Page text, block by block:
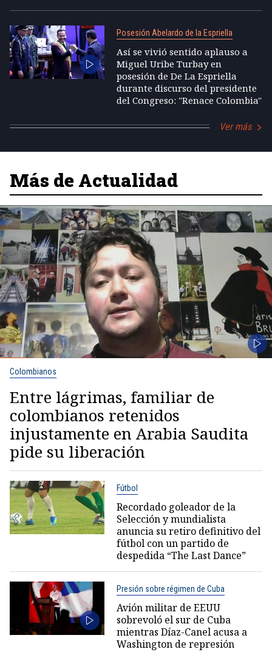
Posesión Abelardo de la Espriella
Así se vivió sentido aplauso a
Miguel Uribe Turbay en
posesión de De La Espriella
durante discurso del presidente
del Congreso: "Renace Colombia"
Ver más
Más de Actualidad
Colombianos
Entre lágrimas, familiar de
colombianos retenidos
injustamente en Arabia Saudita
pide su liberación
Fútbol
Recordado goleador de la
Selección y mundialista
anuncia su retiro definitivo del
fútbol con un partido de
despedida “The Last Dance”
Presión sobre régimen de Cuba
Avión militar de EEUU
sobrevoló el sur de Cuba
mientras Díaz-Canel acusa a
Washington de represión